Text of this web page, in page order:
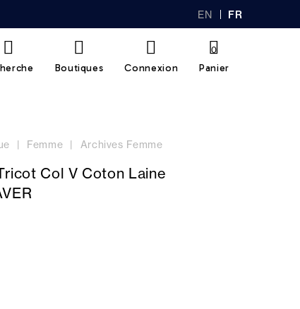
EN FR
Boutiques Connexion Panier
0
Femme Archives Femme
Col V Coton Laine